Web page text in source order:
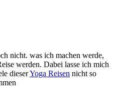
nicht. was ich machen werde,
werden. Dabei lasse ich mich
dieserYoga Reisen nicht so